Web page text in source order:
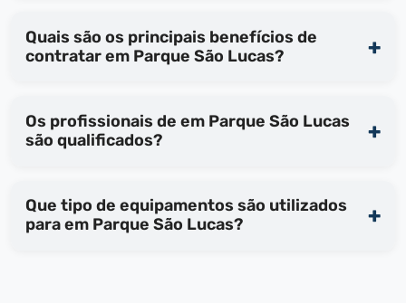
Quais são os principais benefícios de
contratar em Parque São Lucas?
Os profissionais de em Parque São Lucas
são qualificados?
Que tipo de equipamentos são utilizados
para em Parque São Lucas?